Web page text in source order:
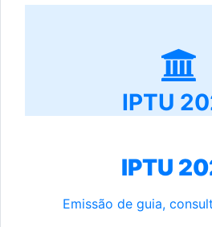
IPTU
IPTU
Emissão de guia,